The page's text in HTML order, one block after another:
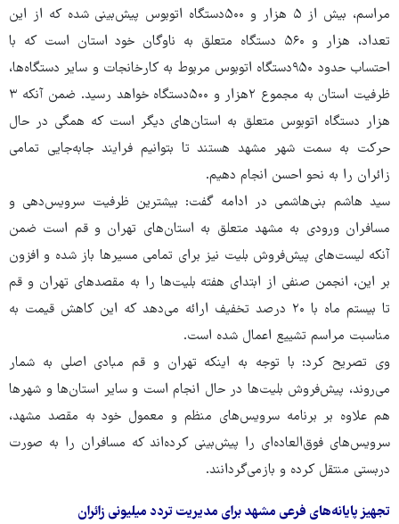
مراسم، بیش از ۵ هزار و ۵۰۰دستگاه اتوبوس پیش‌بینی شده که از این
تعداد، هزار و ۵۶۰ دستگاه متعلق به ناوگان خود استان است که با
احتساب حدود ۹۵۰دستگاه اتوبوس مربوط به کارخانجات و سایر دستگاه‌ها،
ظرفیت استان به مجموع ۲هزار و ۵۰۰دستگاه خواهد رسید. ضمن آنکه ۳
هزار دستگاه اتوبوس متعلق به استان‌های دیگر است که همگی در حال
حرکت به سمت شهر مشهد هستند تا بتوانیم فرایند جابه‌جایی تمامی
زائران را به نحو احسن انجام دهیم.
سید هاشم بنی‌هاشمی در ادامه گفت: بیشترین ظرفیت سرویس‌دهی و
مسافران ورودی به مشهد متعلق به استان‌های تهران و قم است ضمن
آنکه لیست‌های پیش‌فروش بلیت نیز برای تمامی مسیرها باز شده و افزون
بر این، انجمن صنفی از ابتدای هفته بلیت‌ها را به مقصدهای تهران و قم
تا بیستم ماه با ۲۰ درصد تخفیف ارائه می‌دهد که این کاهش قیمت به
مناسبت مراسم تشییع اعمال شده است.
وی تصریح کرد: با توجه به اینکه تهران و قم مبادی اصلی به شمار
می‌روند، پیش‌فروش بلیت‌ها در حال انجام است و سایر استان‌ها و شهرها
هم علاوه بر برنامه سرویس‌های منظم و معمول خود به مقصد مشهد،
سرویس‌های فوق‌العاده‌ای را پیش‌بینی کرده‌اند که مسافران را به صورت
دربستی منتقل کرده و بازمی‌گردانند.
تجهیز پایانه‌های فرعی مشهد برای مدیریت تردد میلیونی زائران